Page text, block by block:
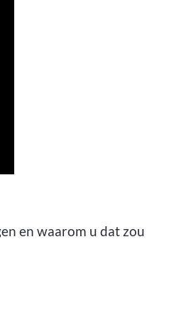
en waarom u dat zou